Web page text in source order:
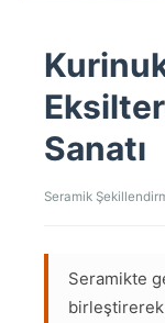
Sanatı
Seramik
Seramikte